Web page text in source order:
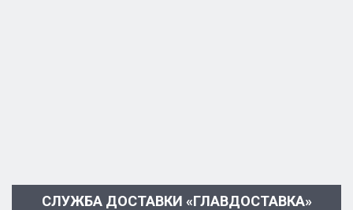
СЛУЖБА ДОСТАВКИ «ГЛАВДОСТАВКА»